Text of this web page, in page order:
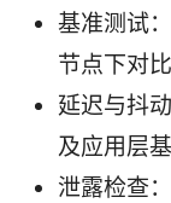
基准测试
节点下对
延迟与抖
及应用层
泄露检查